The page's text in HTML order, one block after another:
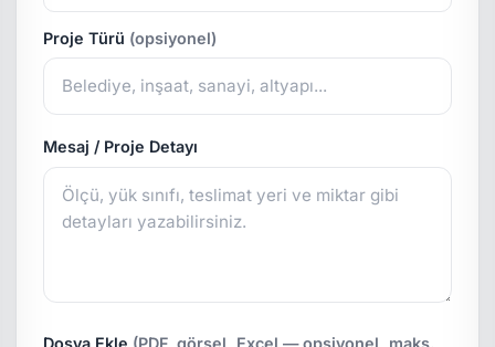
Proje Türü (opsiyonel)
Mesaj / Proje Detayı
Dosya Ekle (PDF, görsel, Excel — opsiyonel, maks.